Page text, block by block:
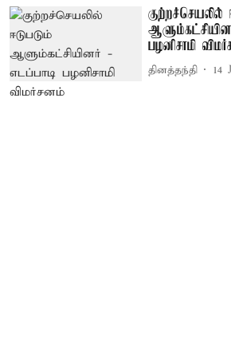
குற்றச்செயலில்
பழனிசாமி
தினத்தந்தி 14